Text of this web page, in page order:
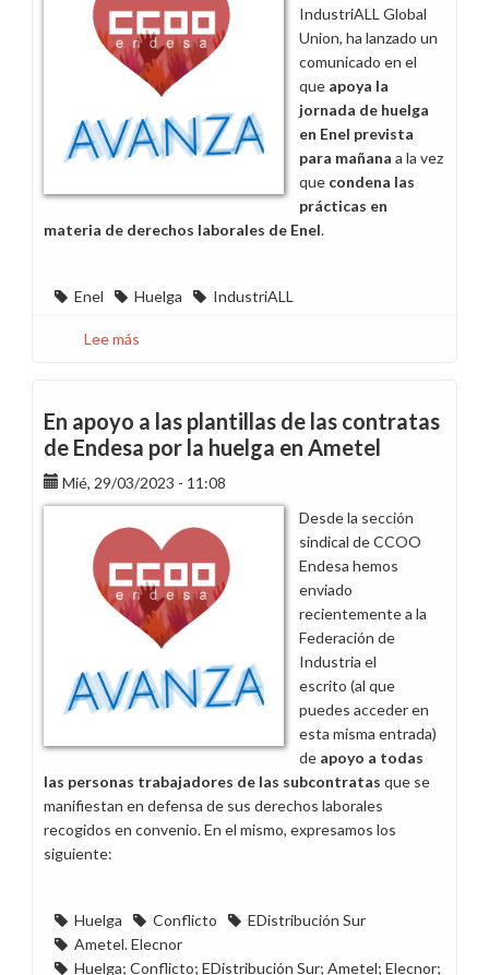
país
IndustriALL Global
Union, ha lanzado un
comunicado en el
que apoya la
jornada de huelga
en Enel prevista
para mañana a la vez
que condena las
prácticas en
materia de derechos laborales de Enel.
Enel Huelga IndustriALL
Lee más
de
sindicatos
global
IndustriALL
condena
las
prácticas
de
Enel
con
plantilla
En apoyo a las plantillas de las contratas
de Endesa por la huelga en Ametel
Mié, 29/03/2023 - 11:08
Desde la sección
sindical de CCOO
Endesa hemos
enviado
recientemente a la
Federación de
Industria el
escrito (al que
puedes acceder en
esta misma entrada)
de apoyo a todas
las personas trabajadores de las subcontratas que se
manifiestan en defensa de sus derechos laborales
recogidos en convenio. En el mismo, expresamos los
siguiente:
Huelga Conflicto
EDistribución Sur
Ametel. Elecnor
Huelga; Conflicto; EDistribución Sur; Ametel; Elecnor;